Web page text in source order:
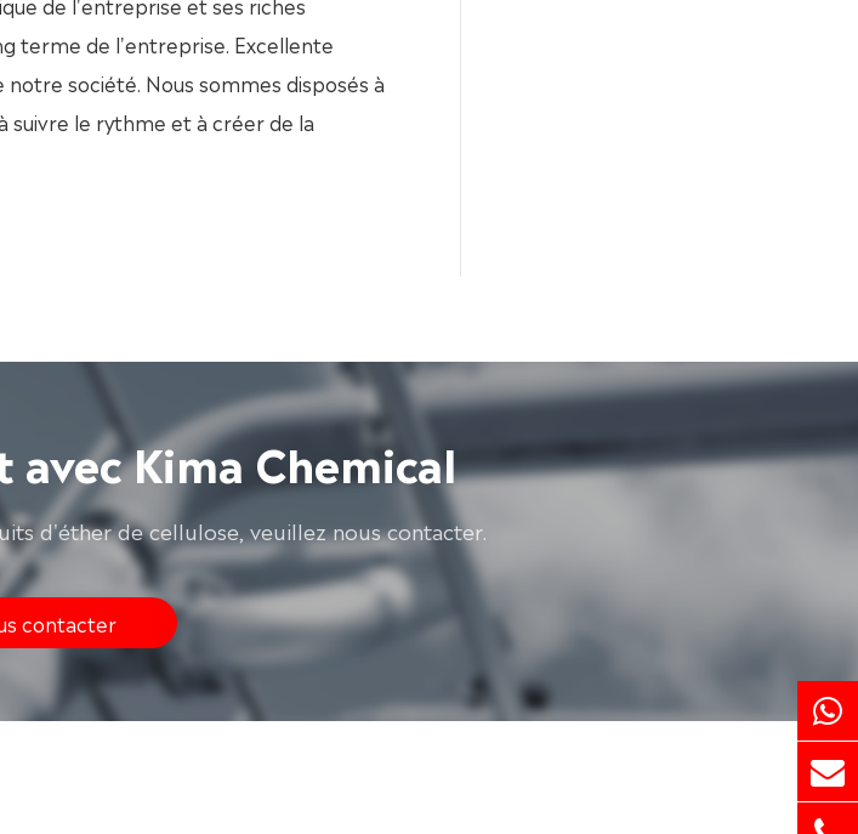
terme de l'entreprise. Excellente
société. Nous sommes disposés à
suivre le rythme et à créer de la
Kima Chemical
d'éther de cellulose, veuillez nous contacter.
contacter